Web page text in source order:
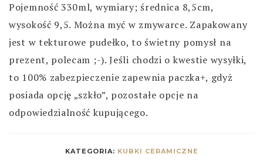
Pojemność 330ml, wymiary; średnica 8,5cm,
wysokość 9,5. Można myć w zmywarce. Zapakowany
jest w tekturowe pudełko, to świetny pomysł na
prezent, polecam ;-). Jeśli chodzi o kwestie wysyłki,
to 100% zabezpieczenie zapewnia paczka+, gdyż
posiada opcję „szkło”, pozostałe opcje na
odpowiedzialność kupującego.
KATEGORIA: KUBKI CERAMICZNE